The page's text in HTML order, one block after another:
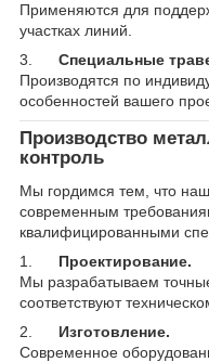
Применяются для
участках линий.
3.
Специальные
Производятся по
особенностей вашего
Производство
контроль
Мы гордимся тем, что
современным
квалифицированными
1.
Проектирование.
Мы разрабатываем
соответствуют
2.
Изготовление.
Современное